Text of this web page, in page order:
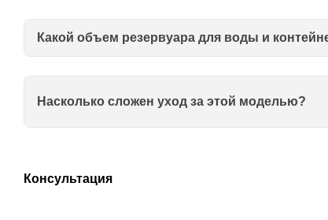
Какой объем резервуара для воды и
Насколько сложен уход за этой моделью?
Консультация